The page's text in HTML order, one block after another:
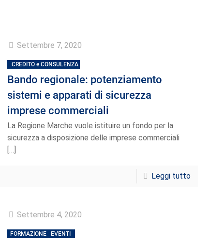
Settembre 7, 2020
CREDITO e CONSULENZA
Bando regionale: potenziamento
sistemi e apparati di sicurezza
imprese commerciali
La Regione Marche vuole istituire un fondo per la
sicurezza a disposizione delle imprese commerciali
[…]
Leggi tutto
Settembre 4, 2020
FORMAZIONE EVENTI